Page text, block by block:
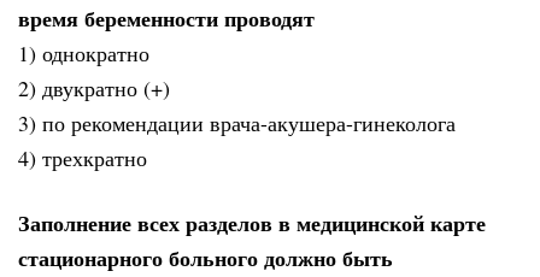
время беременности проводят
1) однократно
2) двукратно (+)
3) по рекомендации врача-акушера-гинеколога
4) трехкратно
Заполнение всех разделов в медицинской карте
стационарного больного должно быть